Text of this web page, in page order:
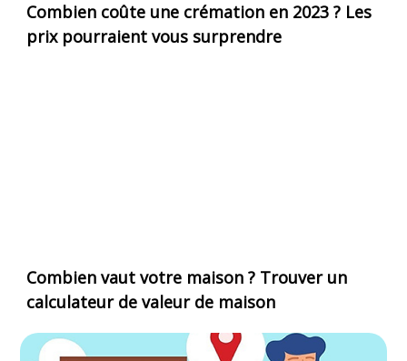
Combien coûte une crémation en 2023 ? Les
prix pourraient vous surprendre
Combien vaut votre maison ? Trouver un
calculateur de valeur de maison